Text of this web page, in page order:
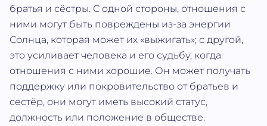
братья и сёстры. С одной стороны, отношения с
ними могут быть повреждены из-за энергии
Солнца, которая может их «выжигать»; с другой,
это усиливает человека и его судьбу, когда
отношения с ними хорошие. Он может получать
поддержку или покровительство от братьев и
сестёр, они могут иметь высокий статус,
должность или положение в обществе.